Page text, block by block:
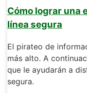
Cómo lograr una
línea segura
El pirateo de
más alto. A
que le ayudarán a
segura.